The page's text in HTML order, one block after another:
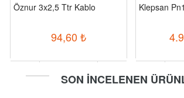
Öznur 3x2,5 Ttr Kablo
94,60 ₺
Klepsan
SON İNCELENEN